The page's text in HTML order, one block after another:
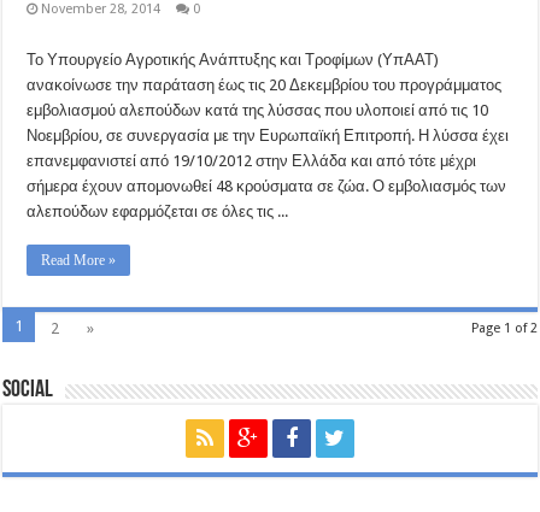
November 28, 2014 0
Το Υπουργείο Αγροτικής Ανάπτυξης και Τροφίμων (ΥπΑΑΤ)
ανακοίνωσε την παράταση έως τις 20 Δεκεμβρίου του προγράμματος
εμβολιασμού αλεπούδων κατά της λύσσας που υλοποιεί από τις 10
Νοεμβρίου, σε συνεργασία με την Ευρωπαϊκή Επιτροπή. Η λύσσα έχει
επανεμφανιστεί από 19/10/2012 στην Ελλάδα και από τότε μέχρι
σήμερα έχουν απομονωθεί 48 κρούσματα σε ζώα. Ο εμβολιασμός των
αλεπούδων εφαρμόζεται σε όλες τις ...
Read More »
Page 1 of 2
1 2 »
Social